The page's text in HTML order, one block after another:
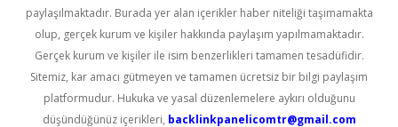
paylaşılmaktadır. Burada yer alan içerikler haber niteliği taşımamakta
olup, gerçek kurum ve kişiler hakkında paylaşım yapılmamaktadır.
Gerçek kurum ve kişiler ile isim benzerlikleri tamamen tesadüfidir.
Sitemiz, kar amacı gütmeyen ve tamamen ücretsiz bir bilgi paylaşım
platformudur. Hukuka ve yasal düzenlemelere aykırı olduğunu
düşündüğünüz içerikleri, backlinkpanelicomtr@gmail.com